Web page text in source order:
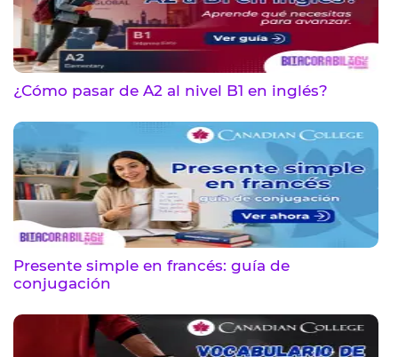
¿Cómo pasar de A2 al nivel B1 en inglés?
Presente simple en francés: guía de
conjugación